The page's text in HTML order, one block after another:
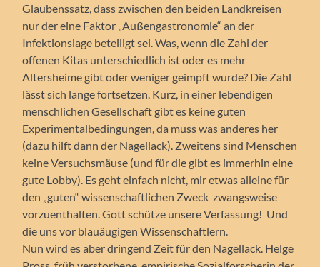
Glaubenssatz, dass zwischen den beiden Landkreisen
nur der eine Faktor „Außengastronomie“ an der
Infektionslage beteiligt sei. Was, wenn die Zahl der
offenen Kitas unterschiedlich ist oder es mehr
Altersheime gibt oder weniger geimpft wurde? Die Zahl
lässt sich lange fortsetzen. Kurz, in einer lebendigen
menschlichen Gesellschaft gibt es keine guten
Experimentalbedingungen, da muss was anderes her
(dazu hilft dann der Nagellack). Zweitens sind Menschen
keine Versuchsmäuse (und für die gibt es immerhin eine
gute Lobby). Es geht einfach nicht, mir etwas alleine für
den „guten“ wissenschaftlichen Zweck zwangsweise
vorzuenthalten. Gott schütze unsere Verfassung! Und
die uns vor blauäugigen Wissenschaftlern.
Nun wird es aber dringend Zeit für den Nagellack. Helge